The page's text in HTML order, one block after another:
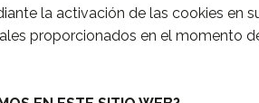
la activación de las cookies en
proporcionados en el momento